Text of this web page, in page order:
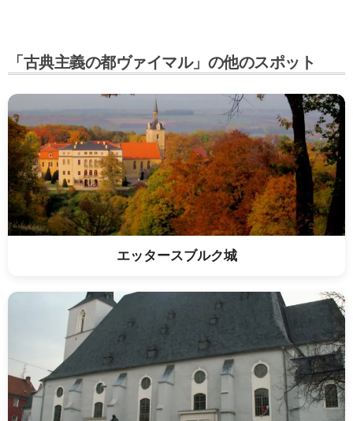
「古典主義の都ヴァイマル」の他のスポット
エッタースブルク城